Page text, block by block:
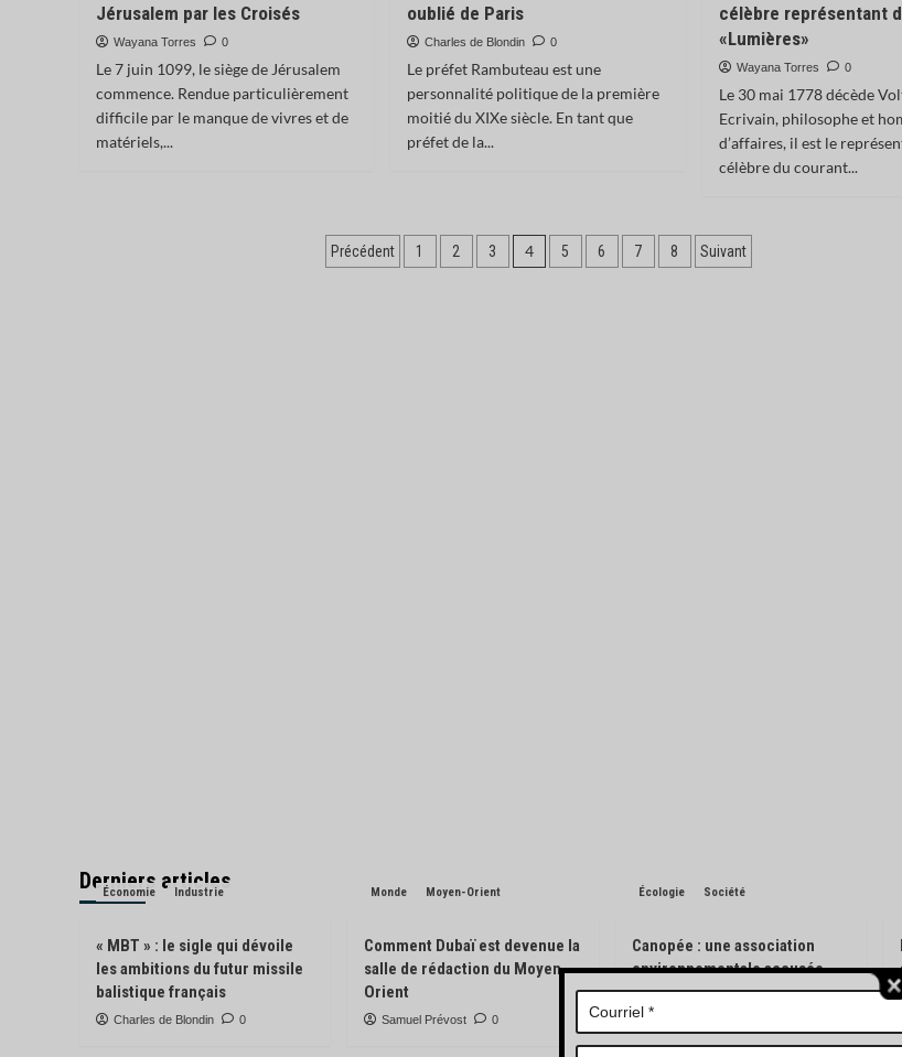
Jérusalem par les Croisés
Wayana Torres 0
Le 7 juin 1099, le siège de Jérusalem
commence. Rendue particulièrement
difficile par le manque de vivres et de
matériels,...
oublié de Paris
Charles de Blondin 0
Le préfet Rambuteau est une
personnalité politique de la première
moitié du XIXe siècle. En tant que
préfet de la...
célèbre représentant
«Lumières»
Wayana Torres 0
Le 30 mai 1778 décède
Ecrivain, philosophe et
d’affaires, il est le
célèbre du courant...
Pagination
Précédent 1 2 3 4 5 6 7 8 Suivant
Derniers articles
Économie Industrie
« MBT » : le sigle qui dévoile
les ambitions du futur missile
balistique français
Charles de Blondin 0
Monde Moyen-Orient
Comment Dubaï est devenue la
salle de rédaction du Moyen-
Orient
Samuel Prévost 0
Écologie Société
Canopée : une association
environnementale accusée
d’avoir pisté des engins
forestiers
Charles de Blondin 0